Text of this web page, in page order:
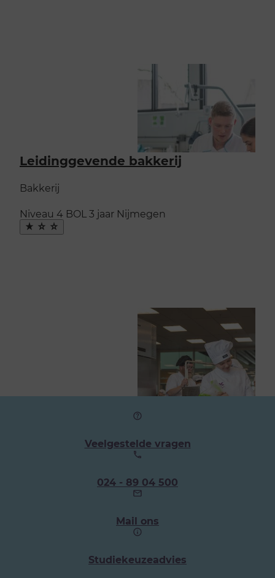
Leidinggevende bakkerij
Bakkerij
Niveau 4 BOL 3 jaar Nijmegen
Maak
favoriet
Veelgestelde vragen
Ons
telefoonnummer:
024 - 89 04 500
Mail ons
Studiekeuzeadvies